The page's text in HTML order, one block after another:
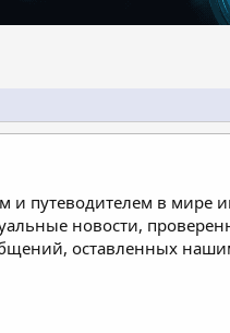
путеводителем в мире
новости,
оставленных